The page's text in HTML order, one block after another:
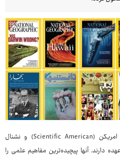
: مجلات تخصصی مانند ساینتیفیک امریکن (Scientific American) و نشنال
دارند. آنها پیچیده‌ترین مفاهیم علمی را